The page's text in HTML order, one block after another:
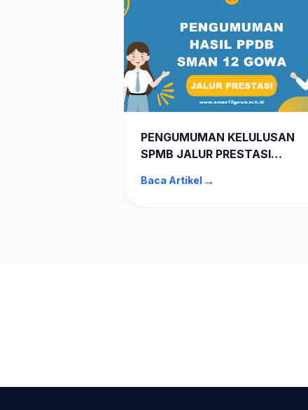
PENGUMUMAN KELULUSAN
SPMB JALUR PRESTASI
SMAN 12 GOWA TA 2026-2027
Baca Artikel →